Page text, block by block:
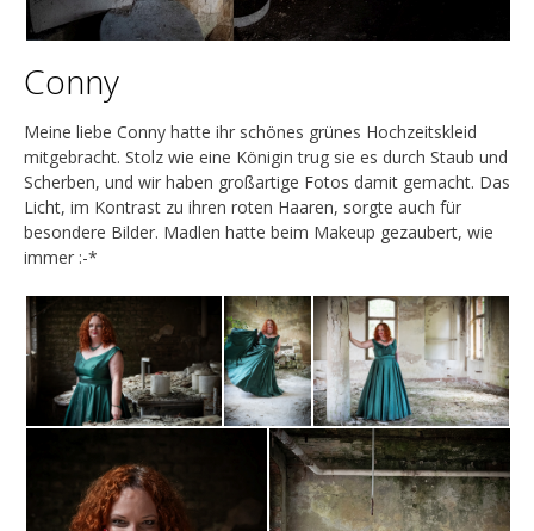
Conny
Meine liebe Conny hatte ihr schönes grünes Hochzeitskleid
mitgebracht. Stolz wie eine Königin trug sie es durch Staub und
Scherben, und wir haben großartige Fotos damit gemacht. Das
Licht, im Kontrast zu ihren roten Haaren, sorgte auch für
besondere Bilder. Madlen hatte beim Makeup gezaubert, wie
immer :-*